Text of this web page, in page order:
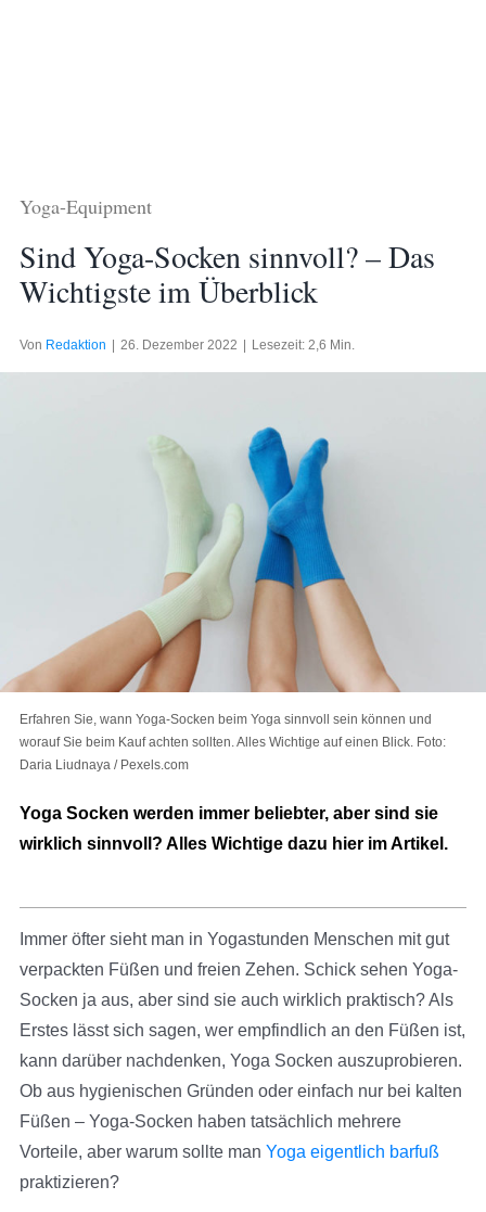
Yoga-Equipment
Sind Yoga-Socken sinnvoll? – Das
Wichtigste im Überblick
Von Redaktion 26. Dezember 2022 Lesezeit: 2,6 Min.
Erfahren Sie, wann Yoga-Socken beim Yoga sinnvoll sein können und
worauf Sie beim Kauf achten sollten. Alles Wichtige auf einen Blick. Foto:
Daria Liudnaya / Pexels.com
Yoga Socken werden immer beliebter, aber sind sie
wirklich sinnvoll? Alles Wichtige dazu hier im Artikel.
Immer öfter sieht man in Yogastunden Menschen mit gut
verpackten Füßen und freien Zehen. Schick sehen Yoga-
Socken ja aus, aber sind sie auch wirklich praktisch? Als
Erstes lässt sich sagen, wer empfindlich an den Füßen ist,
kann darüber nachdenken, Yoga Socken auszuprobieren.
Ob aus hygienischen Gründen oder einfach nur bei kalten
Füßen – Yoga-Socken haben tatsächlich mehrere
Vorteile, aber warum sollte man Yoga eigentlich barfuß
praktizieren?